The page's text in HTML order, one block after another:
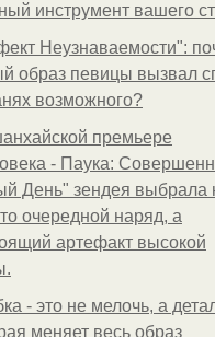
инструмент вашего
Неузнаваемости":
образ певицы вызвал
возможного?
премьере
- Паука:
День" зендея выбрала
очередной наряд, а
артефакт высокой
- это не мелочь, а
меняет весь образ